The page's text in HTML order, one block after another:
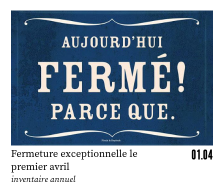
Fermeture exceptionnelle le
premier avril
01.04
inventaire annuel